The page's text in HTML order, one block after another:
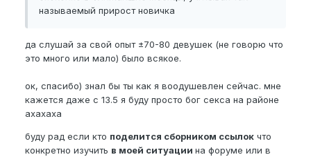
называемый прирост новичка
да слушай за свой опыт ±70-80 девушек (не говорю что
это много или мало) было всякое.
ок, спасибо) знал бы ты как я воодушевлен сейчас. мне
кажется даже с 13.5 я буду просто бог секса на районе
ахахаха
буду рад если кто поделится сборником ссылок что
конкретно изучить в моей ситуации на форуме или в